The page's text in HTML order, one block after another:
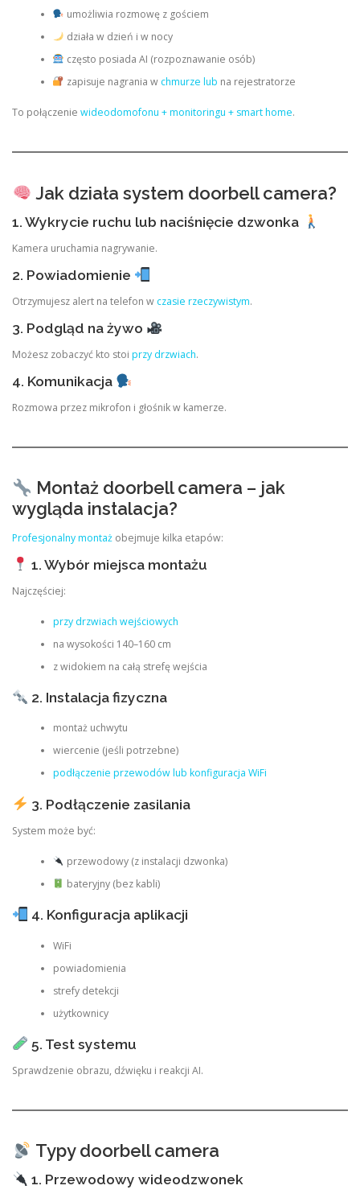
umożliwia rozmowę z gościem
działa w dzień i w nocy
często posiada AI (rozpoznawanie osób)
zapisuje nagrania w chmurze lub na rejestratorze
To połączenie wideodomofonu + monitoringu + smart home.
Jak działa system doorbell camera?
1. Wykrycie ruchu lub naciśnięcie dzwonka
Kamera uruchamia nagrywanie.
2. Powiadomienie
Otrzymujesz alert na telefon w czasie rzeczywistym.
3. Podgląd na żywo
Możesz zobaczyć kto stoi przy drzwiach.
4. Komunikacja
Rozmowa przez mikrofon i głośnik w kamerze.
Montaż doorbell camera – jak
wygląda instalacja?
Profesjonalny montaż obejmuje kilka etapów:
1. Wybór miejsca montażu
Najczęściej:
przy drzwiach wejściowych
na wysokości 140–160 cm
z widokiem na całą strefę wejścia
2. Instalacja fizyczna
montaż uchwytu
wiercenie (jeśli potrzebne)
podłączenie przewodów lub konfiguracja WiFi
3. Podłączenie zasilania
System może być:
przewodowy (z instalacji dzwonka)
bateryjny (bez kabli)
4. Konfiguracja aplikacji
WiFi
powiadomienia
strefy detekcji
użytkownicy
5. Test systemu
Sprawdzenie obrazu, dźwięku i reakcji AI.
Typy doorbell camera
1. Przewodowy wideodzwonek